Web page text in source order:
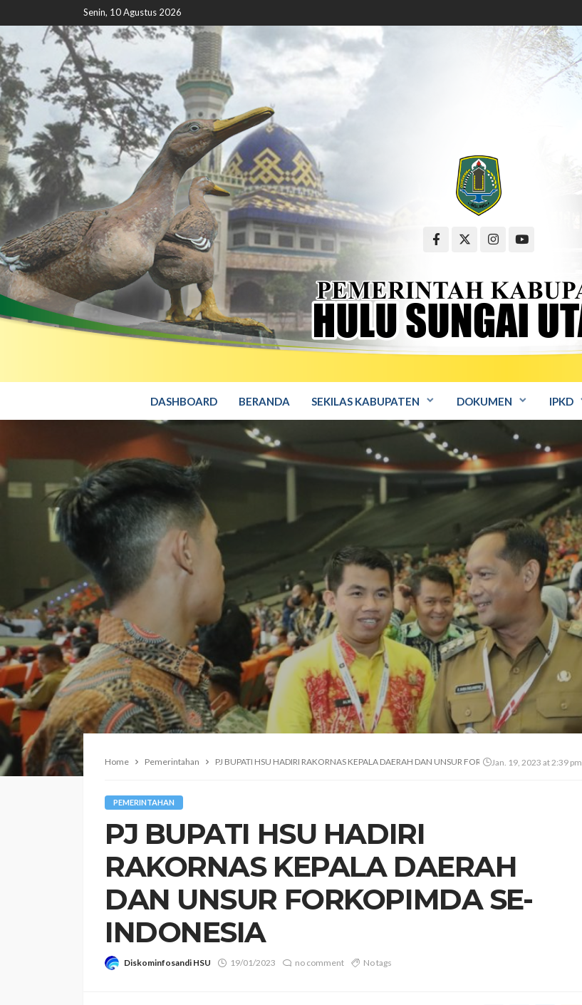
Senin, 10 Agustus 2026
DASHBOARD BERANDA SEKILAS KABUPATEN DOKUMEN IPKD
Home Pemerintahan PJ BUPATI HSU HADIRI RAKORNAS KEPALA DAERAH DAN UNSUR FORKOPIMDA SE-INDONESIA
Jan. 19, 2023 at 2:39 pm
PEMERINTAHAN
PJ BUPATI HSU HADIRI
RAKORNAS KEPALA DAERAH
DAN UNSUR FORKOPIMDA SE-
INDONESIA
Diskominfosandi HSU 19/01/2023 no comment No tags